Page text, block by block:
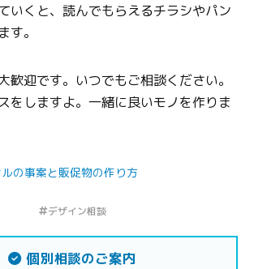
いくと、読んでもらえるチラシやパン
す。
歓迎です。いつでもご相談ください。
をしますよ。一緒に良いモノを作りま
の事案と販促物の作り方
デザイン相談
個別相談のご案内